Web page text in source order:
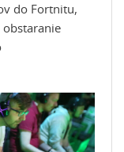
do Fortnitu,
obstaranie